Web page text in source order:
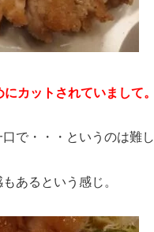
カットされていまして。
で・・・というのは難し
あるという感じ。